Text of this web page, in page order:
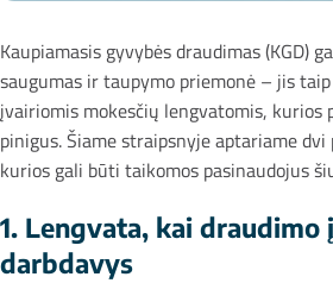
Kaupiamasis gyvybės draudimas (KGD)
saugumas ir taupymo priemonė – jis
įvairiomis mokesčių lengvatomis, kurios
pinigus. Šiame straipsnyje aptariame
kurios gali būti taikomos pasinaudojus
1. Lengvata, kai draudimo
darbdavys